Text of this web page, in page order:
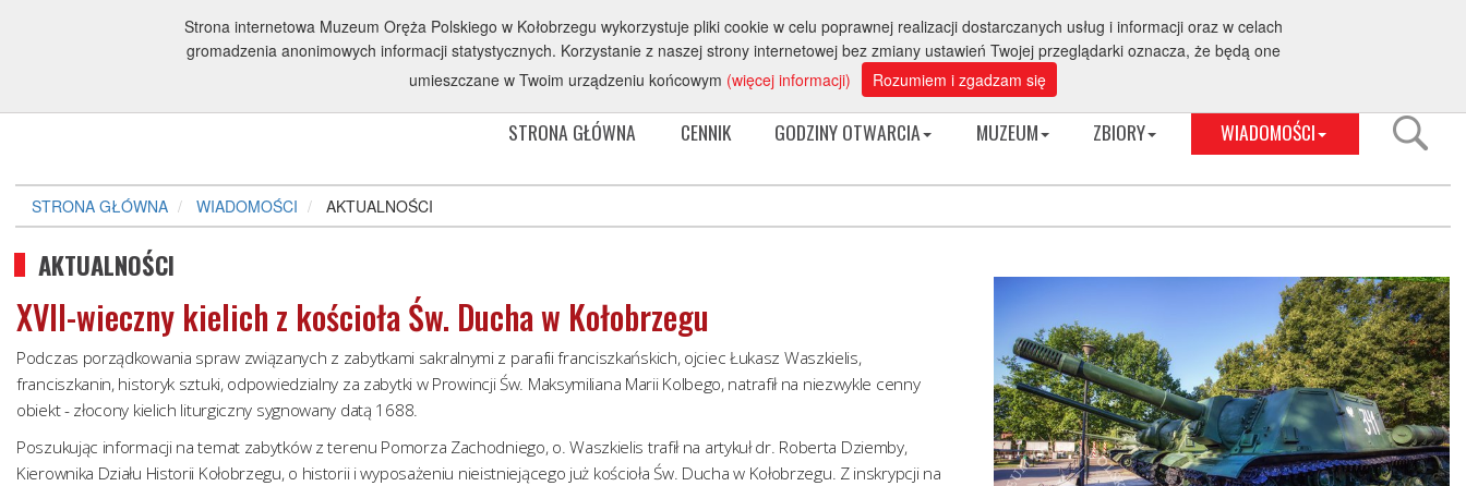
Sprzedaż internetowa Rezerwacja grup tel. 94 352 12 88
STRONA GŁÓWNA CENNIK GODZINY OTWARCIA MUZEUM ZBIORY WIADOMOŚCI
STRONA GŁÓWNA WIADOMOŚCI AKTUALNOŚCI
AKTUALNOŚCI
XVII-wieczny kielich z kościoła Św. Ducha w Kołobrzegu
Podczas porządkowania spraw związanych z zabytkami sakralnymi z parafii franciszkańskich, ojciec Łukasz Waszkielis,
franciszkanin, historyk sztuki, odpowiedzialny za zabytki w Prowincji Św. Maksymiliana Marii Kolbego, natrafił na niezwykle cenny
obiekt - złocony kielich liturgiczny sygnowany datą 1688.
Poszukując informacji na temat zabytków z terenu Pomorza Zachodniego, o. Waszkielis trafił na artykuł dr. Roberta Dziemby,
Kierownika Działu Historii Kołobrzegu, o historii i wyposażeniu nieistniejącego już kościoła Św. Ducha w Kołobrzegu. Z inskrypcji na
Strona internetowa Muzeum Oręża Polskiego w Kołobrzegu wykorzystuje pliki cookie w celu poprawnej realizacji dostarczanych usług i informacji oraz w celach
gromadzenia anonimowych informacji statystycznych. Korzystanie z naszej strony internetowej bez zmiany ustawień Twojej przeglądarki oznacza, że będą one
umieszczane w Twoim urządzeniu końcowym (więcej informacji) Rozumiem i zgadzam się